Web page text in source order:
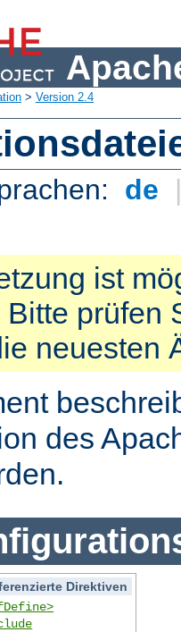
> Version 2.4
de
ist
prüfen
neuesten
des
Direktiven